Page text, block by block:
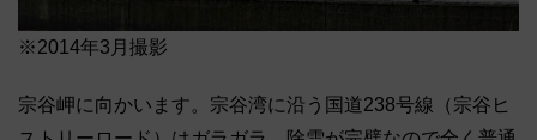
※2014年3月撮影
宗谷岬に向かいます。宗谷湾に沿う国道238号線（宗谷ヒ